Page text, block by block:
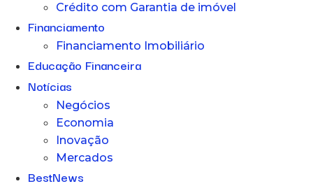
Crédito com Garantia de imóvel
Financiamento
Financiamento Imobiliário
Educação Financeira
Notícias
Negócios
Economia
Inovação
Mercados
BestNews